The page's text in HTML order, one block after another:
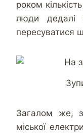
роком
люди дедалі
пересуватися
Загалом же,
міської